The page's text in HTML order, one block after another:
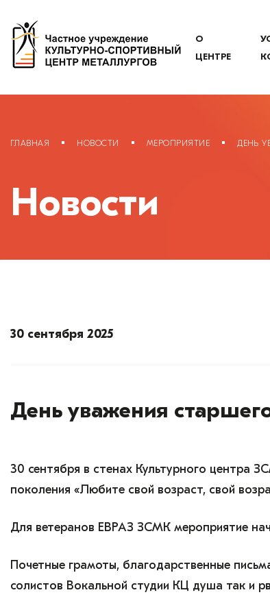
О
ЦЕНТРЕ
ГЛАВНАЯ НОВОСТИ МЕРОПРИЯТИЕ ДЕНЬ
Новости
30 сентября 2025
День уважения
30 сентября в стенах Культурного центра
поколения «Любите свой возраст, свой
Для ветеранов ЕВРАЗ ЗСМК мероприятие
Почетные грамоты, благодарственные
солистов Вокальной студии КЦ душа так и